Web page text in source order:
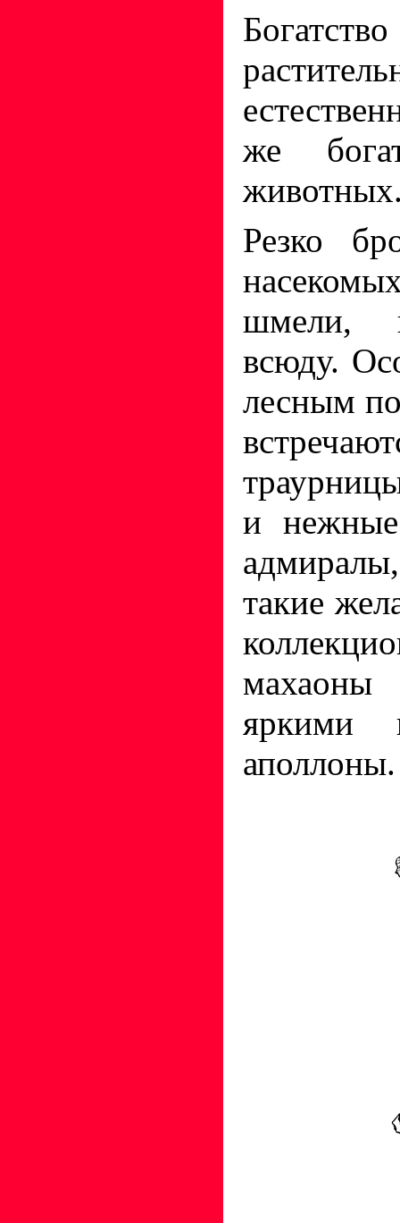
же
Резко
шмели,
всюду.
лесным
и нежные
такие
яркими
аполлоны.